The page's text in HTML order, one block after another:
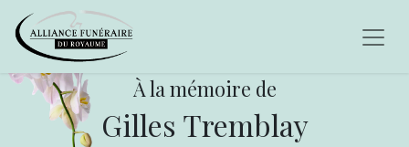
À la mémoire de
Gilles Tremblay